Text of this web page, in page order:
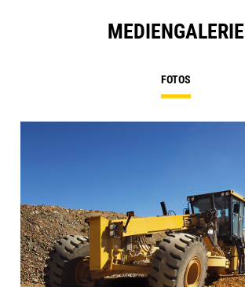
MEDIENGALERIE
FOTOS